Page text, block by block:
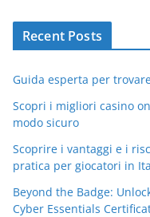
Recent Posts
Guida esperta per
Scopri i migliori casino
modo sicuro
Scoprire i vantaggi e i
pratica per giocatori in
Beyond the Badge:
Cyber Essentials